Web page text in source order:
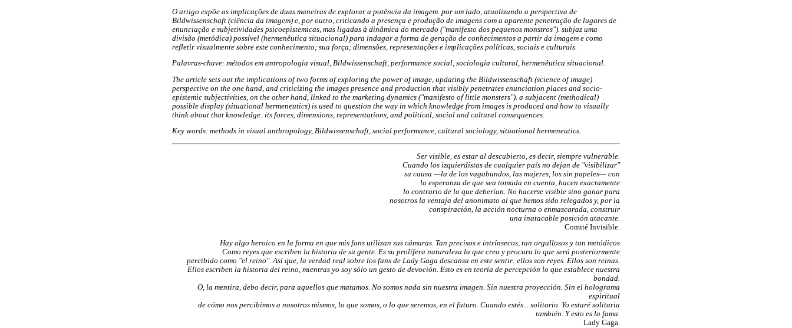
O artigo expõe as implicações de duas maneiras de explorar a potência da imagem. por um lado, atualizando a perspectiva de
Bildwissenschaft (ciência da imagem) e, por outro, criticando a presença e produção de imagens com a aparente penetração de lugares de
enunciação e subjetividades psicoepistemicas, mas ligadas à dinâmica do mercado ("manifesto dos pequenos monstros"). subjaz uma
divisão (metódica) possível (hermenêutica situacional) para indagar a forma de geração de conhecimentos a partir da imagem e como
refletir visualmente sobre este conhecimento; sua força; dimensões, representações e implicações políticas, sociais e culturais.
Palavras-chave: métodos em antropologia visual, Bildwissenschaft, performance social, sociologia cultural, hermenêutica situacional.
The article sets out the implications of two forms of exploring the power of image, updating the Bildwissenschaft (science of image)
perspective on the one hand, and criticizing the images presence and production that visibly penetrates enunciation places and socio-
epistemic subjectivities, on the other hand, linked to the marketing dynamics ("manifesto of little monsters"). a subjacent (methodical)
possible display (situational hermeneutics) is used to question the way in which knowledge from images is produced and how to visually
think about that knowledge: its forces, dimensions, representations, and political, social and cultural consequences.
Key words: methods in visual anthropology, Bildwissenschaft, social performance, cultural sociology, situational hermeneutics.
Ser visible, es estar al descubierto, es decir, siempre vulnerable.
Cuando los izquierdistas de cualquier país no dejan de "visibilizar"
su causa —la de los vagabundos, las mujeres, los sin papeles— con
la esperanza de que sea tomada en cuenta, hacen exactamente
lo contrario de lo que deberían. No hacerse visible sino ganar para
nosotros la ventaja del anonimato al que hemos sido relegados y, por la
conspiración, la acción nocturna o enmascarada, construir
una inatacable posición atacante.
Comité Invisible.
Hay algo heroico en la forma en que mis fans utilizan sus cámaras. Tan precisos e intrínsecos, tan orgullosos y tan metódicos
Como reyes que escriben la historia de su gente. Es su prolífera naturaleza la que crea y procura lo que será posteriormente
percibido como "el reino". Así que, la verdad real sobre los fans de Lady Gaga descansa en este sentir: ellos son reyes. Ellos son reinas.
Ellos escriben la historia del reino, mientras yo soy sólo un gesto de devoción. Esto es en teoría de percepción lo que establece nuestra
bondad.
O, la mentira, debo decir, para aquellos que matamos. No somos nada sin nuestra imagen. Sin nuestra proyección. Sin el holograma
espiritual
de cómo nos percibimos a nosotros mismos, lo que somos, o lo que seremos, en el futuro. Cuando estés... solitario. Yo estaré solitaria
también. Y esto es la fama.
Lady Gaga.